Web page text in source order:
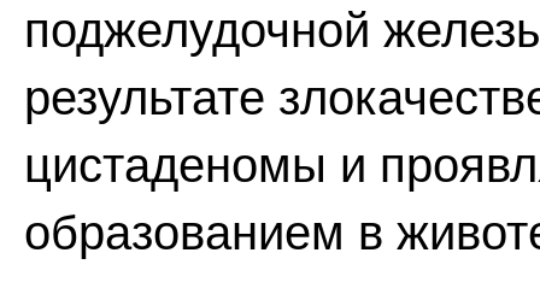
поджелудочной
результате
цистаденомы и
образованием в